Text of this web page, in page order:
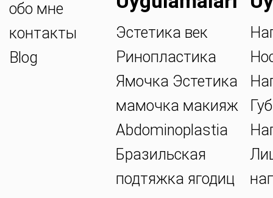
обо мне
контакты
Blog
Эстетика век
Ринопластика
Ямочка Эстетика
мамочка макияж
Abdominoplastia
Бразильская
подтяжка ягодиц
Губ